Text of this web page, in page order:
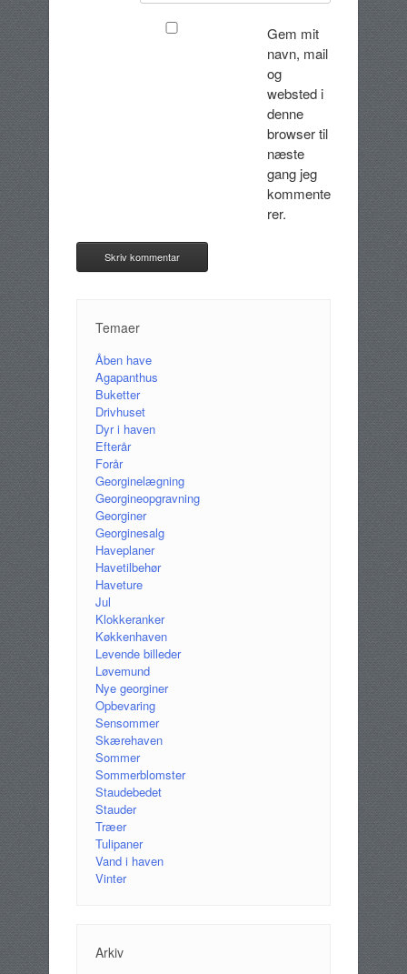
Gem mit
navn, mail
og
websted i
denne
browser til
næste
gang jeg
kommente
rer.
Temaer
Åben have
Agapanthus
Buketter
Drivhuset
Dyr i haven
Efterår
Forår
Georginelægning
Georgineopgravning
Georginer
Georginesalg
Haveplaner
Havetilbehør
Haveture
Jul
Klokkeranker
Køkkenhaven
Levende billeder
Løvemund
Nye georginer
Opbevaring
Sensommer
Skærehaven
Sommer
Sommerblomster
Staudebedet
Stauder
Træer
Tulipaner
Vand i haven
Vinter
Arkiv